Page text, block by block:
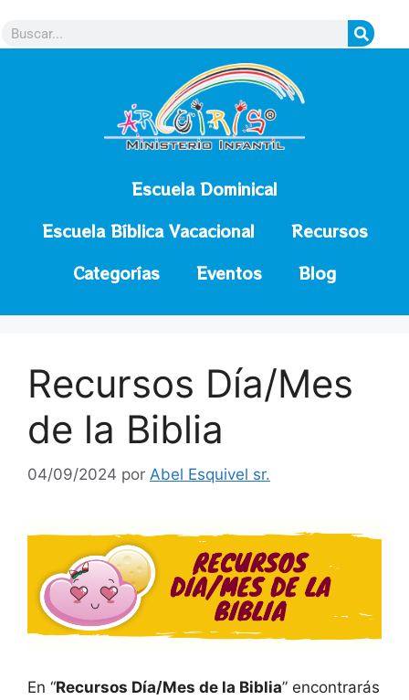
Escuela Dominical
Escuela Bíblica Vacacional
Recursos
Categorías
Eventos Blog
Recursos Día/Mes
de la Biblia
04/09/2024 por Abel Esquivel sr.
En “Recursos Día/Mes de la Biblia” encontrarás